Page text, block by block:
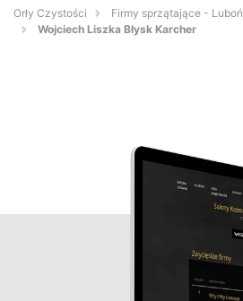
Orły Czystości
Firmy sprzątające - Luboń
Wojciech Liszka Błysk Karcher